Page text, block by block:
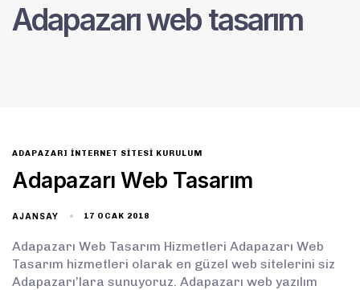
Adapazarı web tasarım
ADAPAZARI İNTERNET SITESI KURULUM
Adapazarı Web Tasarım
AJANSAY 17 OCAK 2018
Adapazarı Web Tasarım Hizmetleri Adapazarı Web
Tasarım hizmetleri olarak en güzel web sitelerini siz
Adapazarı’lara sunuyoruz. Adapazarı web yazılım